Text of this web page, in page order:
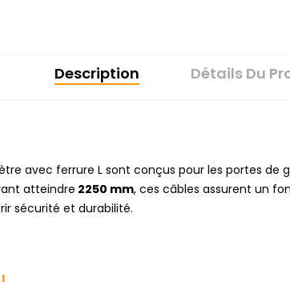
Description Détails Du
avec ferrure L sont conçus pour les portes de
atteindre 2250 mm, ces câbles assurent un
sécurité et durabilité.